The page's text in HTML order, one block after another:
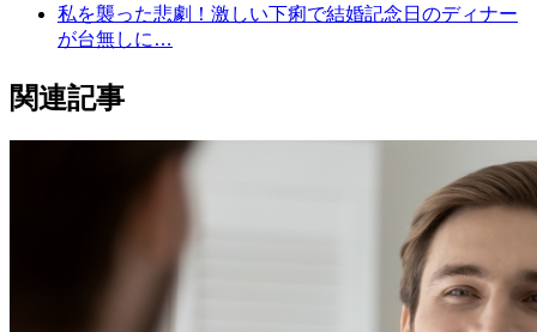
私を襲った悲劇！激しい下痢で結婚記念日のディナー
が台無しに…
関連記事